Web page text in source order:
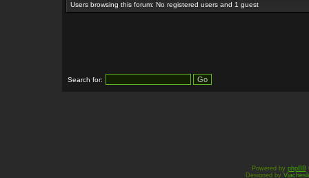
Users browsing this forum: No registered users and 1 guest
Search for:
Powered by phpBB
Designed by